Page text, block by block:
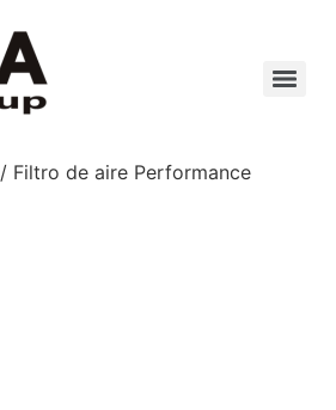
/ Filtro de aire Performance